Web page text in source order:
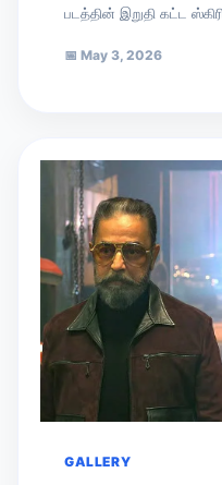
படத்தின் இறுதி கட்ட
இரண்டாம்…
📅 May 3, 2026
GALLERY